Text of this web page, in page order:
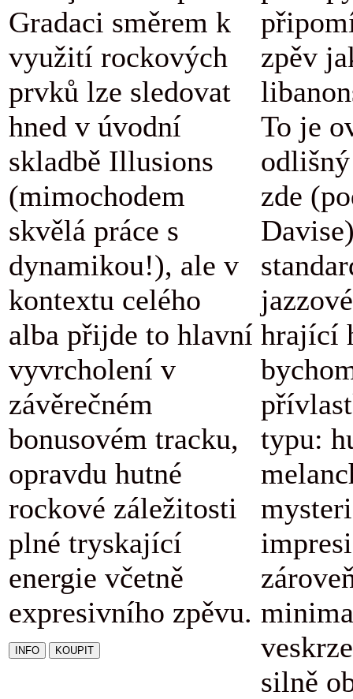
Gradaci směrem k
využití rockových
prvků lze sledovat
hned v úvodní
skladbě Illusions
(mimochodem
skvělá práce s
dynamikou!), ale v
kontextu celého
alba přijde to hlavní
vyvrcholení v
závěrečném
bonusovém tracku,
opravdu hutné
rockové záležitosti
plné tryskající
energie včetně
expresivního zpěvu.
zpěv
To je
zde
hrající
typu:
silně